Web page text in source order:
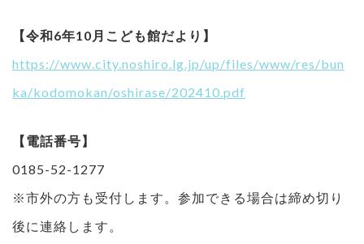
【令和6年10月こども館だより】
https://www.city.noshiro.lg.jp/up/files/www/res/bun
ka/kodomokan/oshirase/202410.pdf
【電話番号】
0185-52-1277
※市外の方も受付します。参加できる場合は締め切り
後に連絡します。